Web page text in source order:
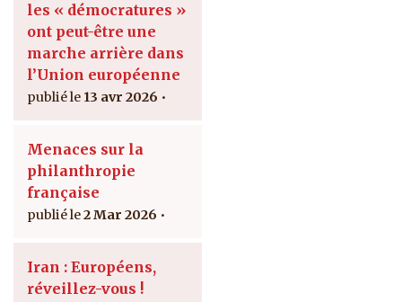
les « démocratures »
ont peut-être une
marche arrière dans
l’Union européenne
13 avr 2026
Menaces sur la
philanthropie
française
2 Mar 2026
Iran : Européens,
réveillez-vous !